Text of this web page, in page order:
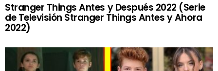
Stranger Things Antes y Después 2022 (Serie
de Televisión Stranger Things Antes y Ahora
2022)